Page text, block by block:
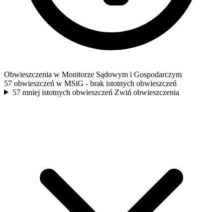
Obwieszczenia w Monitorze Sądowym i Gospodarczym
57 obwieszczeń w MSiG - brak istotnych obwieszczeń
57 mniej istotnych obwieszczeń Zwiń obwieszczenia